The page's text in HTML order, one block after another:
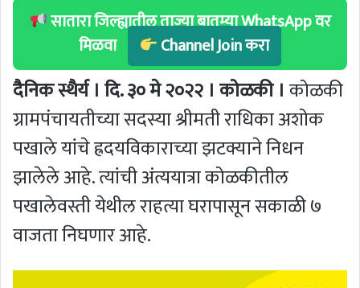
सातारा जिल्ह्यातील ताज्या बातम्या WhatsApp वर
मिळवा
Channel Join करा
दैनिक स्थैर्य । दि. ३० मे २०२२ । कोळकी । कोळकी
ग्रामपंचायतीच्या सदस्या श्रीमती राधिका अशोक
पखाले यांचे ह्रदयविकाराच्या झटक्याने निधन
झालेले आहे. त्यांची अंत्ययात्रा कोळकीतील
पखालेवस्ती येथील राहत्या घरापासून सकाळी ७
वाजता निघणार आहे.